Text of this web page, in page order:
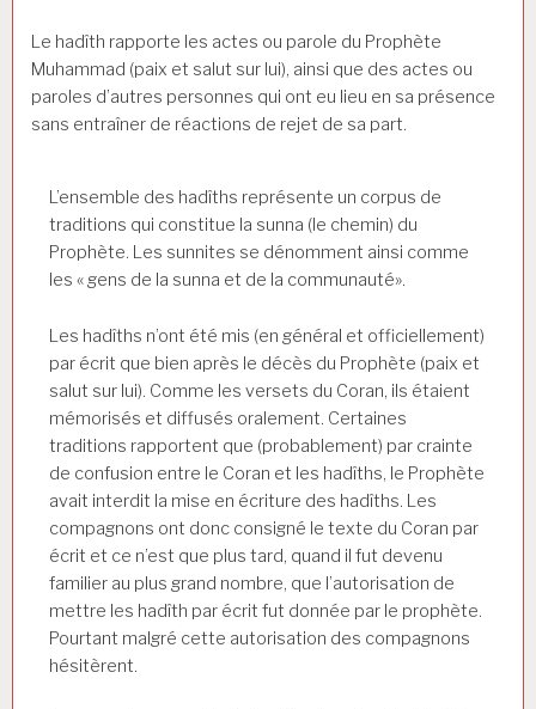
Le hadîth rapporte les actes ou parole du Prophète
Muhammad (paix et salut sur lui), ainsi que des actes ou
paroles d’autres personnes qui ont eu lieu en sa présence
sans entraîner de réactions de rejet de sa part.
L’ensemble des hadîths représente un corpus de
traditions qui constitue la sunna (le chemin) du
Prophète. Les sunnites se dénomment ainsi comme
les « gens de la sunna et de la communauté».
Les hadîths n’ont été mis (en général et officiellement)
par écrit que bien après le décès du Prophète (paix et
salut sur lui). Comme les versets du Coran, ils étaient
mémorisés et diffusés oralement. Certaines
traditions rapportent que (probablement) par crainte
de confusion entre le Coran et les hadîths, le Prophète
avait interdit la mise en écriture des hadîths. Les
compagnons ont donc consigné le texte du Coran par
écrit et ce n’est que plus tard, quand il fut devenu
familier au plus grand nombre, que l’autorisation de
mettre les hadîth par écrit fut donnée par le prophète.
Pourtant malgré cette autorisation des compagnons
hésitèrent.